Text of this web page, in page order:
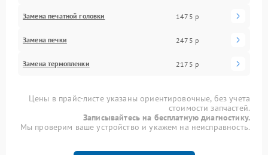
Замена печатной головки 1475 р
Замена печки 2475 р
Замена термопленки 2175 р
Цены в прайс-листе указаны ориентировочные, без учета
стоимости запчастей.
Записывайтесь на бесплатную диагностику.
Мы проверим ваше устройство и укажем на неисправность.